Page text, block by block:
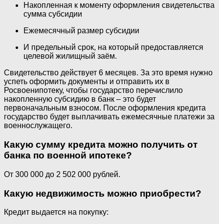
Накопленная к моменту оформления свидетельства
сумма субсидии
Ежемесячный размер субсидии
И предельный срок, на который предоставляется
целевой жилищный заём.
Свидетельство действует 6 месяцев. За это время нужно
успеть оформить документы и отправить их в
Росвоенипотеку, чтобы государство перечислило
накопленную субсидию в банк – это будет
первоначальным взносом. После оформления кредита
государство будет выплачивать ежемесячные платежи за
военнослужащего.
Какую сумму кредита можно получить от
банка по военной ипотеке?
От 300 000 до 2 502 000 рублей.
Какую недвижимость можно приобрести?
Кредит выдается на покупку: